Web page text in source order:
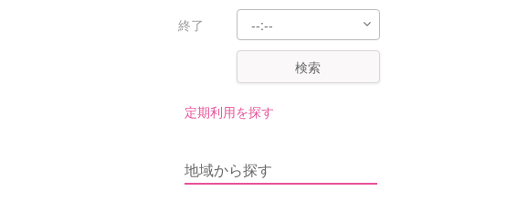
終了
検索
定期利用を探す
地域から探す